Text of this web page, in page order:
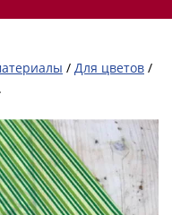
/ Для цветов /